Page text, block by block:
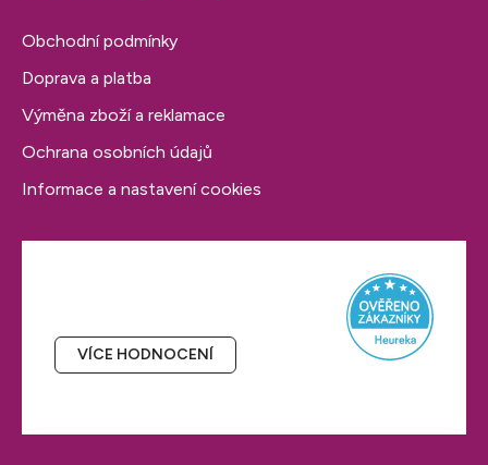
VÍCE HODNOCENÍ
Obchodní podmínky
Doprava a platba
Výměna zboží a reklamace
Ochrana osobních údajů
Informace a nastavení cookies